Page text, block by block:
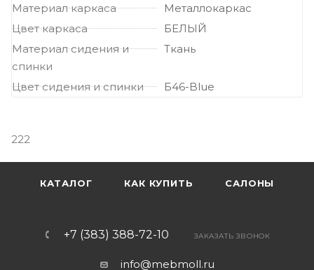
Материал каркаса
Металлокаркас
Цвет каркаса
БЕЛЫЙ
Материал сидения и
спинки
Ткань
Цвет сидения и спинки Б46-Blue
222
КАТАЛОГ КАК КУПИТЬ САЛОНЫ
+7 (383) 388-72-10 ЗАКАЗАТЬ ЗВОНОК
info@mebmoll.ru